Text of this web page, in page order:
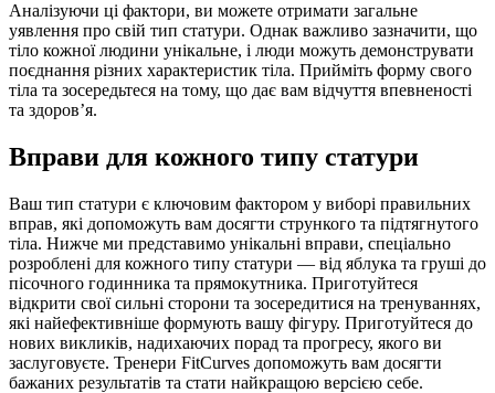
Аналізуючи ці фактори, ви можете отримати загальне
уявлення про свій тип статури. Однак важливо зазначити, що
тіло кожної людини унікальне, і люди можуть демонструвати
поєднання різних характеристик тіла. Прийміть форму свого
тіла та зосередьтеся на тому, що дає вам відчуття впевненості
та здоров’я.
Вправи для кожного типу статури
Ваш тип статури є ключовим фактором у виборі правильних
вправ, які допоможуть вам досягти стрункого та підтягнутого
тіла. Нижче ми представимо унікальні вправи, спеціально
розроблені для кожного типу статури — від яблука та груші до
пісочного годинника та прямокутника. Приготуйтеся
відкрити свої сильні сторони та зосередитися на тренуваннях,
які найефективніше формують вашу фігуру. Приготуйтеся до
нових викликів, надихаючих порад та прогресу, якого ви
заслуговуєте. Тренери FitCurves допоможуть вам досягти
бажаних результатів та стати найкращою версією себе.